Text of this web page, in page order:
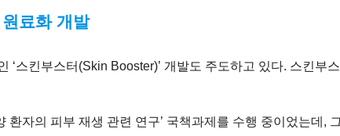
료화 개발
‘스킨부스터(Skin Booster)’ 개발도 주도하고 있다. 스킨부
환자의 피부 재생 관련 연구’ 국책과제를 수행 중이었는데,